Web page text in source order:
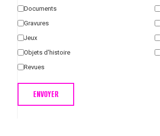
Documents
Gravures
Jeux
Objets d'histoire
Revues
ENVOYER